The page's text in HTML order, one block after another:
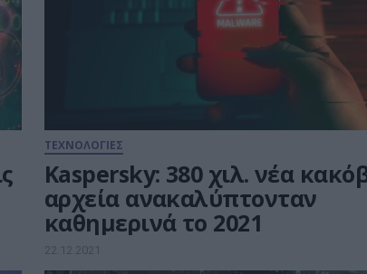
ΤΕΧΝΟΛΟΓΙΕΣ
Kaspersky: 380 χιλ. νέα
αρχεία ανακαλύπτονταν
καθημερινά το 2021
22.12.2021